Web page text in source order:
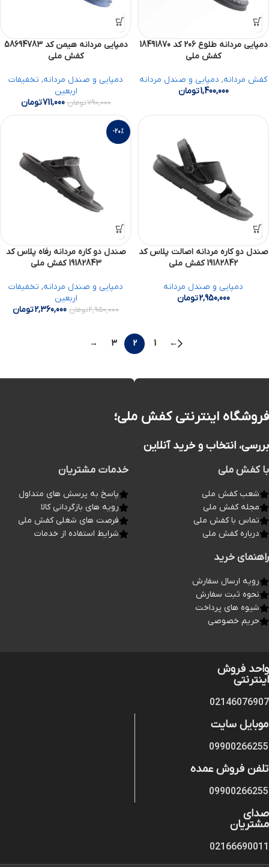
دمپایی مردانه طلوع 206 کد 18491870
کفش ملی
کفش مردانه, دمپایی و صندل مردانه
1,400,000تومان
دمپایی مردانه هیمن کد 58694783
کفش ملی
دمپایی و صندل مردانه, تخفیفات
اربعین
790,000تومان 711,000تومان
صندل دو کاره مردانه اصالت پلاس کد
19182842 کفش ملی
دمپایی و صندل مردانه
2,950,000تومان
-20%
صندل دو کاره مردانه رفاه پلاس کد
19182843 کفش ملی
دمپایی و صندل مردانه, تخفیفات
اربعین
2,950,000تومان 2,360,000تومان
←
1
2
3
→
فروشگاه اینترنتی کفش ملی؛
بررسی، انتخاب و خرید آنلاین
با کفش ملی
شعب کفش ملی
مجله کفش ملی
تماس با کفش ملی
درباره کفش ملی
خدمات مشتریان
پاسخ به پرسش های متداول
رویه های بازگردانی کالا
فرصت های شغلی کفش ملی
شرایط استفاده از خدمات
راهنمای خرید
رویه ارسال سفارش
نحوه ثبت سفارش
شیوه های پرداخت
حریم خصوصی
واحد فروش
اینترنتی
02146076907
موبایل سایت
09900266255
تلفن فروش عمده
09900266255
صدای
مشتریان
02166690011